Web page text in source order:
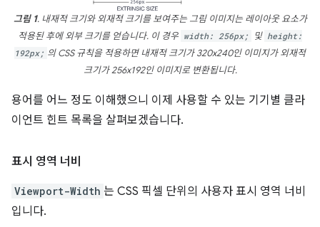
그림 1. 내재적 크기와 외재적 크기를 보여주는 그림 이미지는 레이아웃 요소가
적용된 후에 외부 크기를 얻습니다. 이 경우 width: 256px; 및 height:
192px; 의 CSS 규칙을 적용하면 내재적 크기가 320x240인 이미지가 외재적
크기가 256x192인 이미지로 변환됩니다.
용어를 어느 정도 이해했으니 이제 사용할 수 있는 기기별 클라
이언트 힌트 목록을 살펴보겠습니다.
표시 영역 너비
Viewport-Width 는 CSS 픽셀 단위의 사용자 표시 영역 너비
입니다.